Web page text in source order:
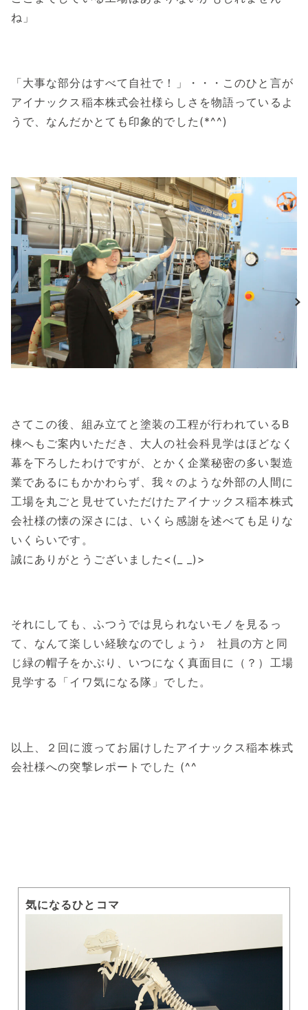
ね」
「大事な部分はすべて自社で！」・・・このひと言が
アイナックス稲本株式会社様らしさを物語っているよ
うで、なんだかとても印象的でした(*^^)
さてこの後、組み立てと塗装の工程が行われているB
棟へもご案内いただき、大人の社会科見学はほどなく
幕を下ろしたわけですが、とかく企業秘密の多い製造
業であるにもかかわらず、我々のような外部の人間に
工場を丸ごと見せていただけたアイナックス稲本株式
会社様の懐の深さには、いくら感謝を述べても足りな
いくらいです。
誠にありがとうございました<(_ _)>
それにしても、ふつうでは見られないモノを見るっ
て、なんて楽しい経験なのでしょう♪ 社員の方と同
じ緑の帽子をかぶり、いつになく真面目に（？）工場
見学する「イワ気になる隊」でした。
以上、２回に渡ってお届けしたアイナックス稲本株式
会社様への突撃レポートでした (^^ゞ
気になるひとコマ